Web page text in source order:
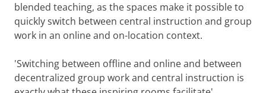
blended teaching, as the spaces make it possible to
quickly switch between central instruction and group
work in an online and on-location context.
'Switching between offline and online and between
decentralized group work and central instruction is